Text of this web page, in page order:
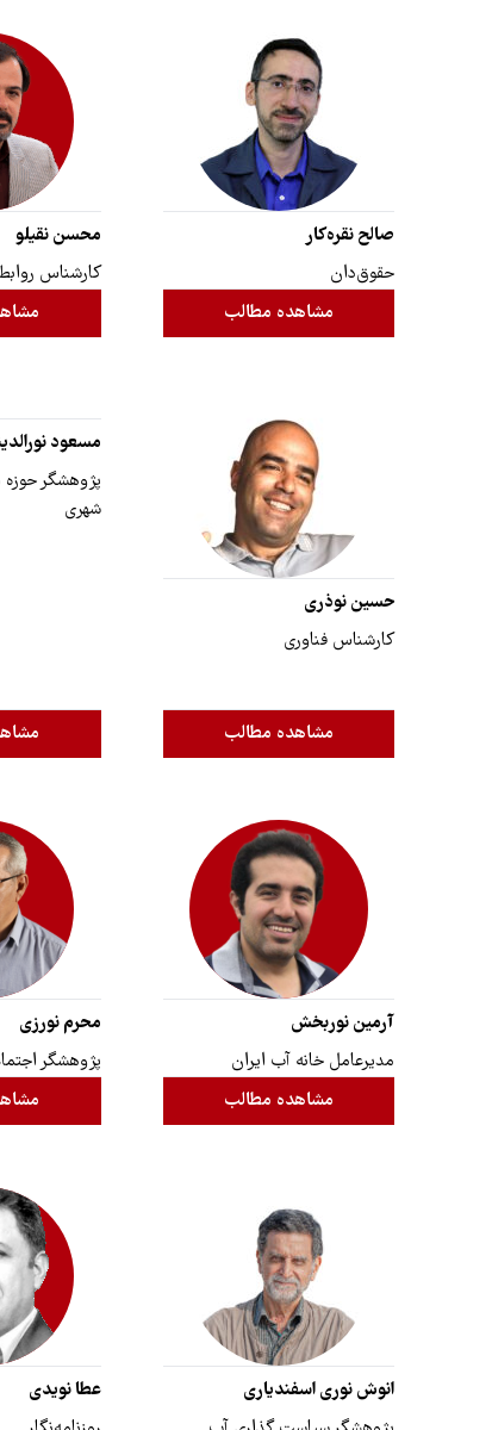
صالح نقره‌کار
حقوق‌دان
مشاهده مطالب
محسن نقیلو
کارشناس
حسین نوذری
کارشناس فناوری
مشاهده مطالب
مسعود
پژوهشگر
شهری
آرمین نوربخش
مدیرعامل خانه آب ایران
مشاهده مطالب
محرم نورزی
پژوهشگر
انوش نوری اسفندیاری
عطا نویدی